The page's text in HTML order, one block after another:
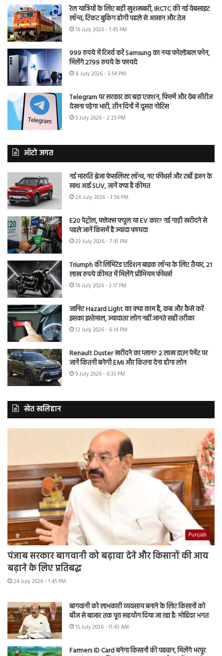
रेल यात्रियों के लिए बड़ी खुशखबरी, IRCTC की नई वेबसाइट
लॉन्च, टिकट बुकिंग होगी पहले से आसान और तेज
16 July 2026 - 1:45 PM
999 रुपये में रिजर्व करें Samsung का नया फोल्डेबल फोन,
मिलेंगे 2799 रुपये के फायदे
8 July 2026 - 5:54 PM
Telegram पर सरकार का बड़ा एक्शन, फिल्में और वेब सीरीज
देखना पड़ेगा भारी, तीन दिनों में दूसरा नोटिस
5 July 2026 - 2:25 PM
ऑटो जगत
नई मारुति ब्रेजा फेसलिफ्ट लॉन्च, नए फीचर्स और टर्बो इंजन के
साथ आई SUV, जानें क्या है कीमत
26 July 2026 - 3:56 PM
E20 पेट्रोल, फ्लेक्स फ्यूल या EV कार? नई गाड़ी खरीदने से
पहले जानें किसमें है ज्यादा फायदा
23 July 2026 - 7:41 PM
Triumph की लिमिटेड एडिशन बाइक लॉन्च के लिए तैयार, 21
लाख रुपये कीमत में मिलेंगे प्रीमियम फीचर्स
16 July 2026 - 3:17 PM
जानिए Hazard Light का क्या काम है, कब और कैसे करें
इसका इस्तेमाल, ज्यादातर लोग नहीं जानते सही तरीका
12 July 2026 - 6:14 PM
Renault Duster खरीदने का प्लान? 2 लाख डाउन पेमेंट पर
जानें कितनी बनेगी EMI और कितना देना होगा लोन
9 July 2026 - 6:33 PM
खेत खलिहान
Punjab
पंजाब सरकार बागवानी को बढ़ावा देने और किसानों की आय
बढ़ाने के लिए प्रतिबद्ध
24 July 2026 - 1:45 PM
बागवानी को लाभकारी व्यवसाय बनाने के लिए किसानों को
बीज से बाजार तक पूरा सहयोग दिया जा रहा है: मोहिंदर भगत
15 July 2026 - 11:43 AM
Farmers ID Card बनेगा किसानों की पहचान, मिलेंगे भरपूर